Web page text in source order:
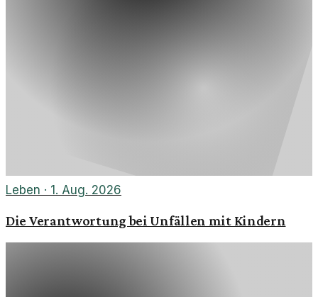
Leben · 1. Aug. 2026
Die Verantwortung bei Unfällen mit Kindern